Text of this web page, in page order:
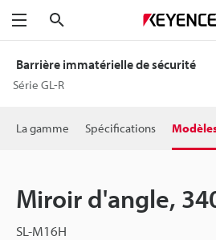
Menu
Barrière immatérielle de sécurité
Série GL-R
La gamme Spécifications
Miroir d'angle,
SL-M16H